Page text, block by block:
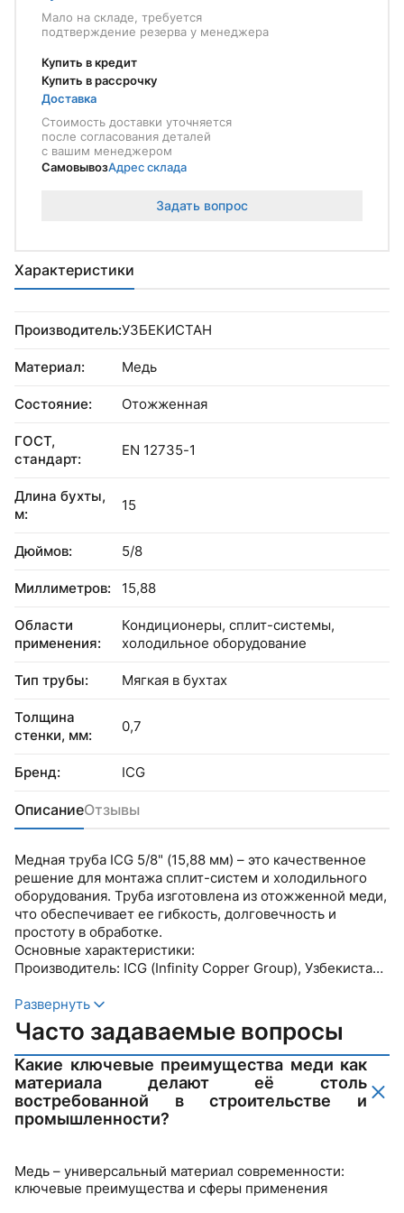
Характеристики
Производитель:УЗБЕКИСТАН
Материал: Медь
Состояние: Отожженная
ГОСТ,
стандарт:
EN 12735-1
Длина бухты,
м:
15
Дюймов: 5/8
Миллиметров: 15,88
Области
применения:
Кондиционеры, сплит-системы,
холодильное оборудование
Тип трубы: Мягкая в бухтах
Толщина
стенки, мм:
0,7
Бренд: ICG
Мало на складе, требуется
подтверждение резерва у менеджера
Купить в кредит
Купить в рассрочку
Доставка
Стоимость доставки уточняется
после согласования деталей
с вашим менеджером
СамовывозАдрес склада
Задать вопрос
ОписаниеОтзывы
Медная труба ICG 5/8" (15,88 мм) – это качественное
решение для монтажа сплит-систем и холодильного
оборудования. Труба изготовлена из отожженной меди,
что обеспечивает ее гибкость, долговечность и
простоту в обработке.
Основные характеристики:
Производитель: ICG (Infinity Copper Group), Узбекистан.
Состояние: Отожженная (мягкая).
Стандарт: Соответствует EN 12735-1 и ГОСТ 617-2006.
Тип трубы: Мягкая в бухтах.
Преимущества:
Высокая теплопроводность и коррозионная стойкость.
Легко поддаются обработке:
✔ Гнется без образования заломов
✔ Точной вальцовке соединений
✔ Пайке и сварке
Надежность и долговечность в эксплуатации.
Развернуть
Часто задаваемые вопросы
Какие ключевые преимущества меди как
материала делают её столь
востребованной в строительстве и
промышленности?
Медь – универсальный материал современности:
ключевые преимущества и сферы применения